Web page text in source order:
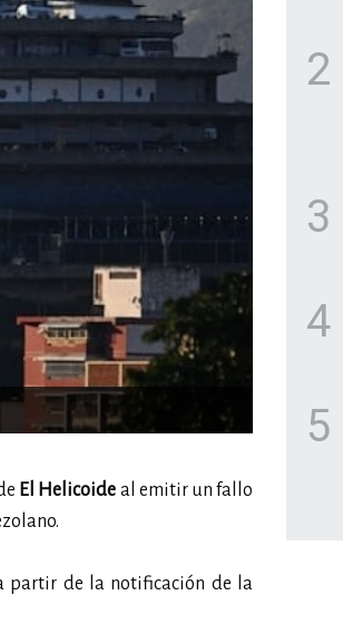
El Helicoide al emitir un fallo
partir de la notificación de la
2
3
4
5